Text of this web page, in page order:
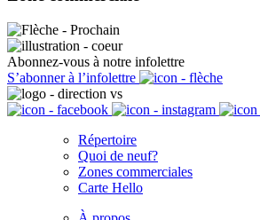
Abonnez-vous à notre infolettre
S’abonner à l’infolettre
Répertoire
Quoi de neuf?
Zones commerciales
Carte Hello